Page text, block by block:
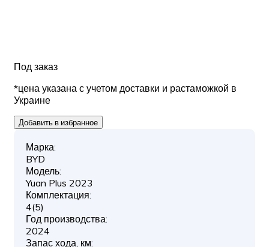
Под заказ
*цена указана с учетом доставки и растаможкой в
Украине
Добавить в избранное
Марка:
BYD
Модель:
Yuan Plus 2023
Комплектация:
4(5)
Год производства:
2024
Запас хода, км: